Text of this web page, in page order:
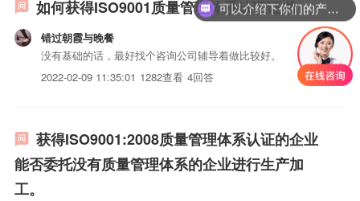
如何获得ISO9001质量管理体系认证证书
错过朝霞与晚餐
没有基础的话，最好找个咨询公司辅导着做比较好。
2022-02-09 11:35:01 1282查看 4回答
获得ISO9001:2008质量管理体系认证的企业
能否委托没有质量管理体系的企业进行生产加
工。
可以介绍下你们的产品么？